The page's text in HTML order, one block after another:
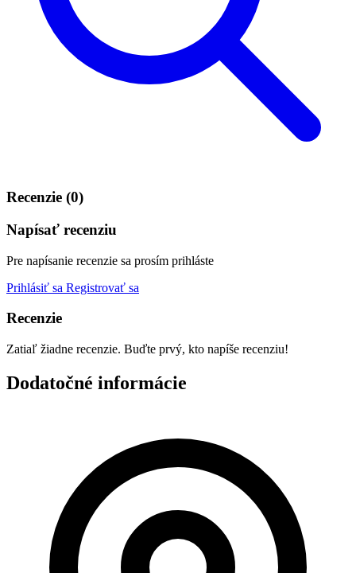
Recenzie (0)
Napísať recenziu
Pre napísanie recenzie sa prosím prihláste
Prihlásiť sa Registrovať sa
Recenzie
Zatiaľ žiadne recenzie. Buďte prvý, kto napíše recenziu!
Dodatočné informácie